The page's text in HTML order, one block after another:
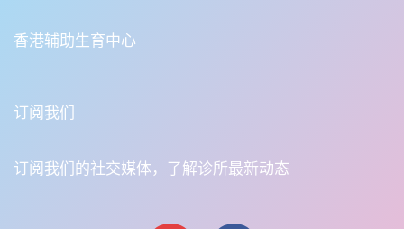
香港辅助生育中心
订阅我们
订阅我们的社交媒体，了解诊所最新动态